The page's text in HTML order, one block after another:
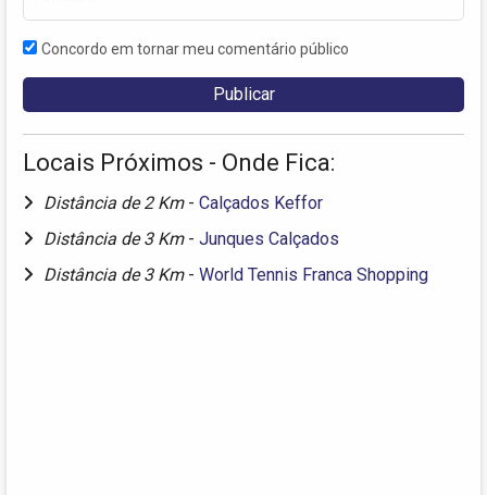
Concordo em tornar meu comentário público
Locais Próximos - Onde Fica:
Distância de 2 Km - Calçados Keffor
Distância de 3 Km - Junques Calçados
Distância de 3 Km - World Tennis Franca Shopping